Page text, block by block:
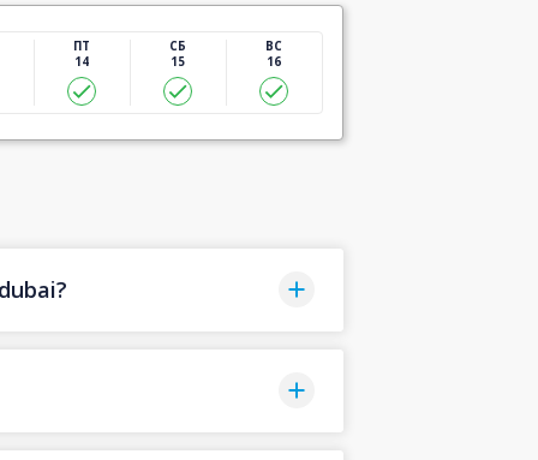
ПТ
14
СБ
15
ВС
16